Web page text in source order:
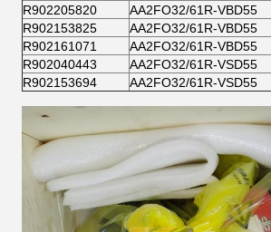
R902205820
AA2FO32/61R-VBD55
R902153825
AA2FO32/61R-VBD55
R902161071
AA2FO32/61R-VBD55
R902040443
AA2FO32/61R-VSD55
R902153694
AA2FO32/61R-VSD55